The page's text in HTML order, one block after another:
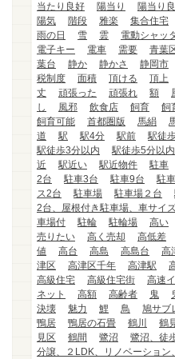
当たり良好
陽当り
陽当り
陽気
階段 雅楽 集合住宅
雨の日
雪 雲
電動シャッ
電子キー
電車 需要 青葉
葉台
静か 静かさ 静岡市
税制度
面積 頂ける 頂上
丈
頑張った 頑張れ 額
し
風邪 飲食店 飼育
飼
飼育可能
首都圏版 馬絹
道
駅 駅4分 駅前
駅徒
駅徒歩3分以内
駅徒歩5分以内
近
駅近い 駅近物件 駐車
2台
駐車3台 駐車9台
駐
ス2台
駐車場 駐車場２台
2台、屋根付き駐車場、車サイ
車場付
駐輪 駐輪場 高い
売りたい
高く売却 高低差
値
高台 高島 高島台 高
津区
高津区千年 高津駅
高級住宅
高級住宅街
高速
ネット
高額 高齢者 鬼
決壊
魅力 鯉 鳥
鳩サ
鴨居
鴨居の石畳 鶴川 鶴
見区
鶴間 鷺沼
鷺沼、徒
分譲、２LDK、リノベーション、